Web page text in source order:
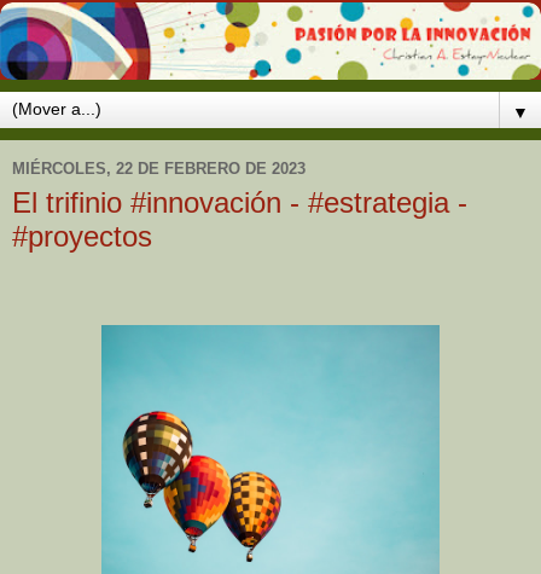
▼
MIÉRCOLES, 22 DE FEBRERO DE 2023
El trifinio #innovación - #estrategia -
#proyectos